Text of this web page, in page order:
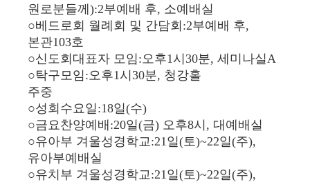
원로분들께):2부예배 후, 소예배실
○베드로회 월례회 및 간담회:2부예배 후,
본관103호
○신도회대표자 모임:오후1시30분, 세미나실A
○탁구모임:오후1시30분, 청강홀
주중
○성회수요일:18일(수)
○금요찬양예배:20일(금) 오후8시, 대예배실
○유아부 겨울성경학교:21일(토)~22일(주),
유아부예배실
○유치부 겨울성경학교:21일(토)~22일(주),